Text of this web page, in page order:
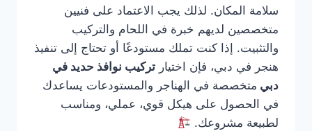
سلامة المكان. لذلك يجب الاعتماد على فنيين
متخصصين لديهم خبرة في اللحام والتركيب
والتثبيت. إذا كنت تملك مستودعًا أو تحتاج إلى تنفيذ
هنجر في دبي، فإن اختيار تركيب نوافذ حديد في
دبي متخصصة في الهناجر والمستودعات يساعدك
في الحصول على هيكل قوي، عملي، ومناسب
لطبيعة مشروعك.